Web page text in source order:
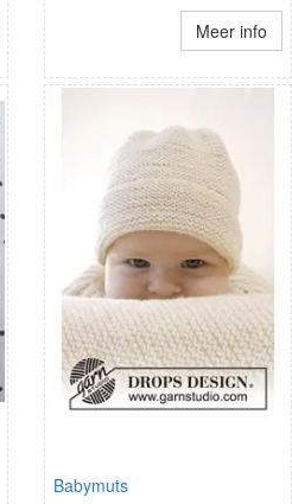
Meer info
Babymuts